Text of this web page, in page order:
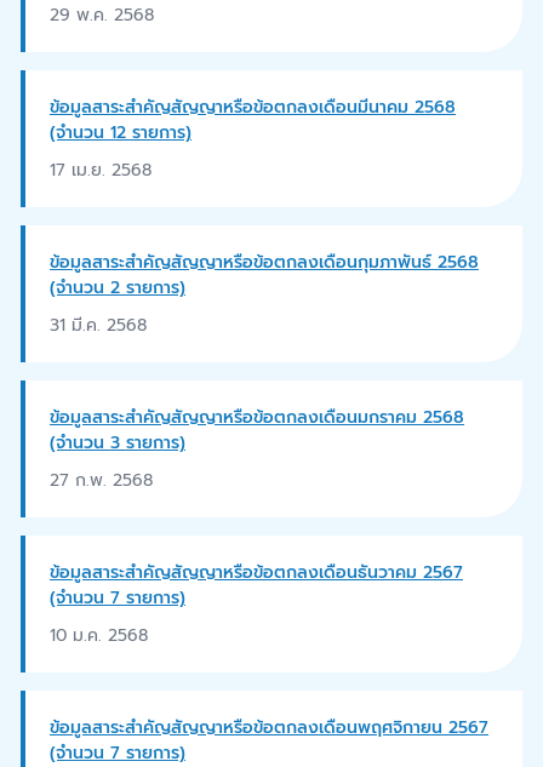
29 พ.ค. 2568
ข้อมูลสาระสำคัญสัญญาหรือข้อตกลงเดือนมีนาคม 2568
(จำนวน 12 รายการ)
17 เม.ย. 2568
ข้อมูลสาระสำคัญสัญญาหรือข้อตกลงเดือนกุมภาพันธ์ 2568
(จำนวน 2 รายการ)
31 มี.ค. 2568
ข้อมูลสาระสำคัญสัญญาหรือข้อตกลงเดือนมกราคม 2568
(จำนวน 3 รายการ)
27 ก.พ. 2568
ข้อมูลสาระสำคัญสัญญาหรือข้อตกลงเดือนธันวาคม 2567
(จำนวน 7 รายการ)
10 ม.ค. 2568
ข้อมูลสาระสำคัญสัญญาหรือข้อตกลงเดือนพฤศจิกายน 2567
(จำนวน 7 รายการ)